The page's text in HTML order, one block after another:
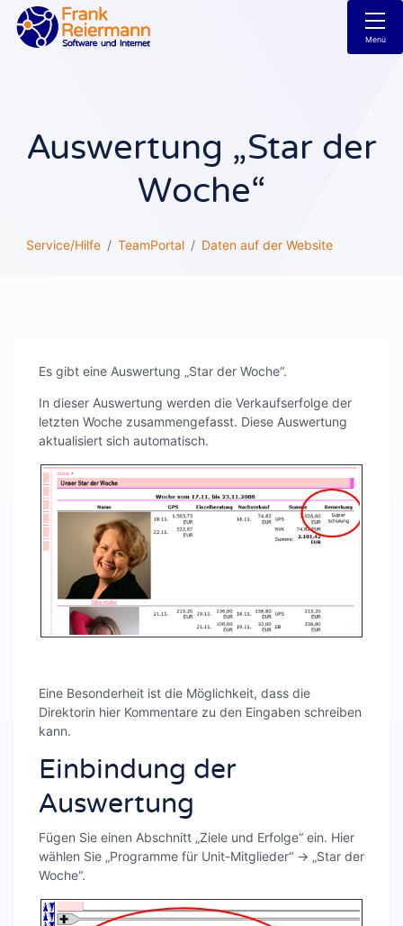
Menü
Auswertung „Star der
Woche“
Service/Hilfe TeamPortal Daten auf der Website
Es gibt eine Auswertung „Star der Woche“.
In dieser Auswertung werden die Verkaufserfolge der
letzten Woche zusammengefasst. Diese Auswertung
aktualisiert sich automatisch.
Eine Besonderheit ist die Möglichkeit, dass die
Direktorin hier Kommentare zu den Eingaben schreiben
kann.
Einbindung der
Auswertung
Fügen Sie einen Abschnitt „Ziele und Erfolge“ ein. Hier
wählen Sie „Programme für Unit-Mitglieder“ → „Star der
Woche“.